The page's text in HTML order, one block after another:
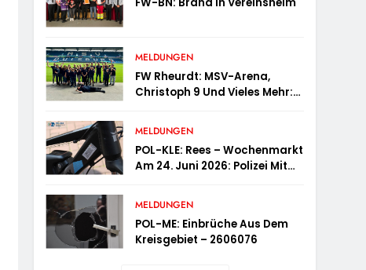
MELDUNGEN
FW Rheurdt: MSV-Arena,
Christoph 9 Und Vieles Mehr:
Jugendfeuerwehr
Schaephuysen
MELDUNGEN
POL-KLE: Rees – Wochenmarkt
Am 24. Juni 2026: Polizei Mit
Fahrradcodierung Möglich
MELDUNGEN
POL-ME: Einbrüche Aus Dem
Kreisgebiet – 2606076